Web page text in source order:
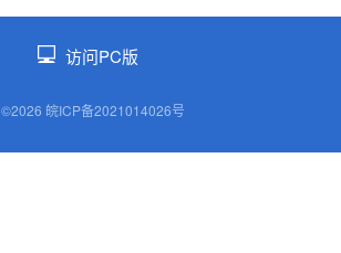
访问PC版
©2026 皖ICP备2021014026号